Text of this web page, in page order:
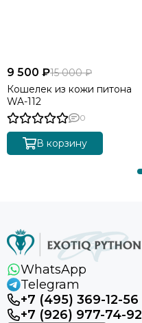
9 500 ₽15 000 ₽
Кошелек из кожи питона
WA-112
0
В корзину
WhatsApp
Telegram
+7 (495) 369-12-56
+7 (926) 977-74-92